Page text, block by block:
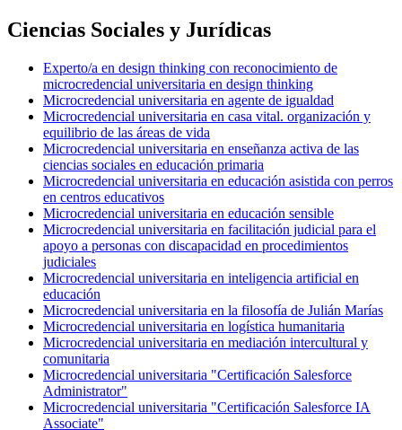
Ciencias Sociales y Jurídicas
Experto/a en design thinking con reconocimiento de
microcredencial universitaria en design thinking
Microcredencial universitaria en agente de igualdad
Microcredencial universitaria en casa vital. organización y
equilibrio de las áreas de vida
Microcredencial universitaria en enseñanza activa de las
ciencias sociales en educación primaria
Microcredencial universitaria en educación asistida con perros
en centros educativos
Microcredencial universitaria en educación sensible
Microcredencial universitaria en facilitación judicial para el
apoyo a personas con discapacidad en procedimientos
judiciales
Microcredencial universitaria en inteligencia artificial en
educación
Microcredencial universitaria en la filosofía de Julián Marías
Microcredencial universitaria en logística humanitaria
Microcredencial universitaria en mediación intercultural y
comunitaria
Microcredencial universitaria "Certificación Salesforce
Administrator"
Microcredencial universitaria "Certificación Salesforce IA
Associate"